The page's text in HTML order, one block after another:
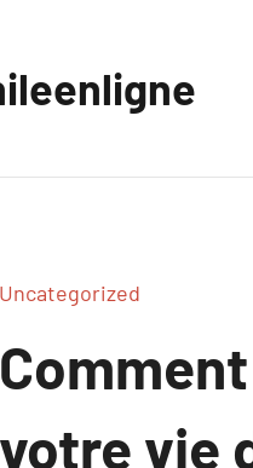
Uncategorized
votre vie